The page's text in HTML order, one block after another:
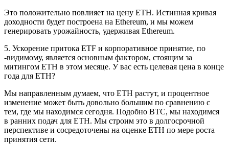
Это положительно повлияет на цену ETH. Истинная кривая
доходности будет построена на Ethereum, и мы можем
генерировать урожайность, удерживая Ethereum.
5. Ускорение притока ETF и корпоративное принятие, по
-видимому, является основным фактором, стоящим за
митингом ETH в этом месяце. У вас есть целевая цена в конце
года для ETH?
Мы направленным думаем, что ETH растут, и процентное
изменение может быть довольно большим по сравнению с
тем, где мы находимся сегодня. Подобно BTC, мы находимся
в ранних подач для ETH. Мы строим это в долгосрочной
перспективе и сосредоточены на оценке ETH по мере роста
принятия сети.